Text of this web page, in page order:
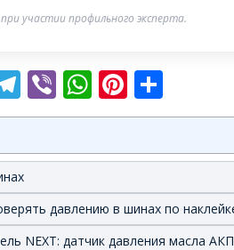
участии профильного эксперта.
Telegram
ViberWhatsApp
Pinterest
давлению в шинах по
NEXT: датчик давления масла